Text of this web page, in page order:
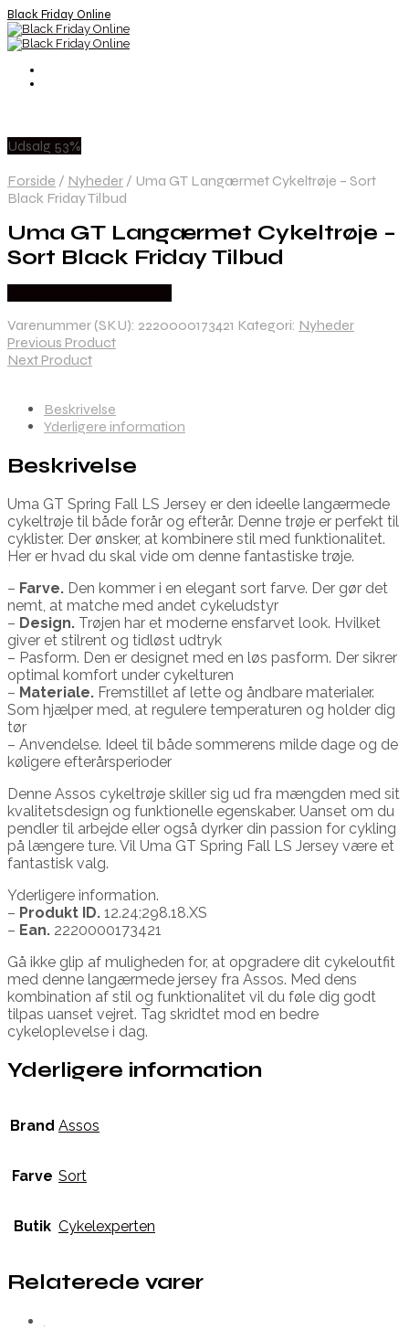
Black Friday Online
Udsalg 53%
Forside / Nyheder / Uma GT Langærmet Cykeltrøje – Sort
Black Friday Tilbud
Uma GT Langærmet Cykeltrøje –
Sort Black Friday Tilbud
Varenummer (SKU): 2220000173421 Kategori: Nyheder
Previous Product
Next Product
Beskrivelse
Yderligere information
Beskrivelse
Uma GT Spring Fall LS Jersey er den ideelle langærmede
cykeltrøje til både forår og efterår. Denne trøje er perfekt til
cyklister. Der ønsker, at kombinere stil med funktionalitet.
Her er hvad du skal vide om denne fantastiske trøje.
– Farve. Den kommer i en elegant sort farve. Der gør det
nemt, at matche med andet cykeludstyr
– Design. Trøjen har et moderne ensfarvet look. Hvilket
giver et stilrent og tidløst udtryk
– Pasform. Den er designet med en løs pasform. Der sikrer
optimal komfort under cykelturen
– Materiale. Fremstillet af lette og åndbare materialer.
Som hjælper med, at regulere temperaturen og holder dig
tør
– Anvendelse. Ideel til både sommerens milde dage og de
køligere efterårsperioder
Denne Assos cykeltrøje skiller sig ud fra mængden med sit
kvalitetsdesign og funktionelle egenskaber. Uanset om du
pendler til arbejde eller også dyrker din passion for cykling
på længere ture. Vil Uma GT Spring Fall LS Jersey være et
fantastisk valg.
Yderligere information.
– Produkt ID. 12.24;298.18.XS
– Ean. 2220000173421
Gå ikke glip af muligheden for, at opgradere dit cykeloutfit
med denne langærmede jersey fra Assos. Med dens
kombination af stil og funktionalitet vil du føle dig godt
tilpas uanset vejret. Tag skridtet mod en bedre
cykeloplevelse i dag.
Yderligere information
Brand Assos
Farve Sort
Butik Cykelexperten
Relaterede varer